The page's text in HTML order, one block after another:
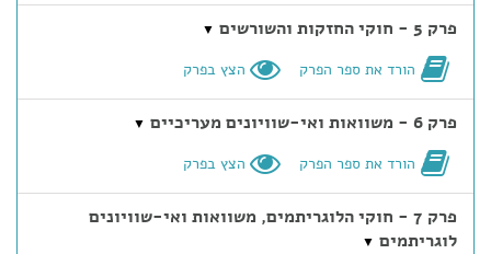
פרק 5 - חוקי החזקות והשורשים ▼
הורד את ספר הפרק הצץ בפרק
פרק 6 - משוואות ואי-שוויונים מעריכיים ▼
הורד את ספר הפרק הצץ בפרק
פרק 7 - חוקי הלוגריתמים, משוואות ואי-שוויונים
לוגריתמים ▼